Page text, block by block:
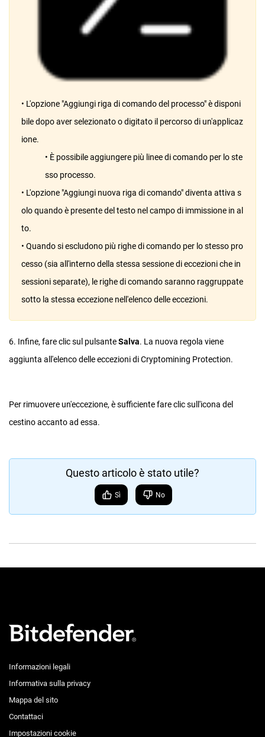
• L'opzione "Aggiungi riga di comando del processo" è disponi
bile dopo aver selezionato o digitato il percorso di un'applicaz
ione.
• È possibile aggiungere più linee di comando per lo ste
sso processo.
• L'opzione "Aggiungi nuova riga di comando" diventa attiva s
olo quando è presente del testo nel campo di immissione in al
to.
• Quando si escludono più righe di comando per lo stesso pro
cesso (sia all'interno della stessa sessione di eccezioni che in
sessioni separate), le righe di comando saranno raggruppate
sotto la stessa eccezione nell'elenco delle eccezioni.
6. Infine, fare clic sul pulsanteSalva. La nuova regola viene
aggiunta all'elenco delle eccezioni di Cryptomining Protection.
Per rimuovere un'eccezione, è sufficiente fare clic sull'icona del
cestino accanto ad essa.
Questo articolo è stato utile?
Sì No
Informazioni legali
Informativa sulla privacy
Mappa del sito
Contattaci
Impostazioni cookie